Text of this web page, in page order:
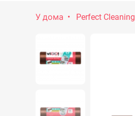
У дома Perfect Cleaning